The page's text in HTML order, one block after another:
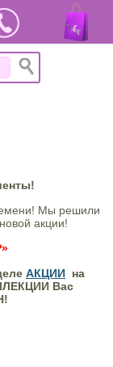
Мы решили
акции!
АКЦИИна
Вас